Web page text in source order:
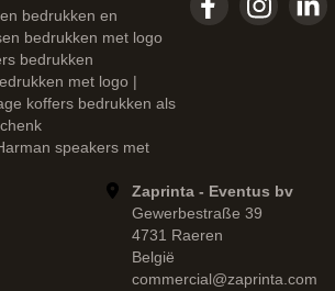
bedrukken en
bedrukken met logo
bedrukken
met logo |
koffers bedrukken als
speakers met
Zaprinta - Eventus bv
Gewerbestraße 39
4731 Raeren
België
commercial@zaprinta.com